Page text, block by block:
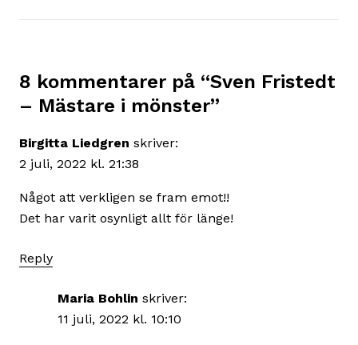
8 kommentarer på “Sven Fristedt
– Mästare i mönster”
Birgitta Liedgren skriver:
2 juli, 2022 kl. 21:38
Något att verkligen se fram emot!!
Det har varit osynligt allt för länge!
Reply
Maria Bohlin skriver:
11 juli, 2022 kl. 10:10